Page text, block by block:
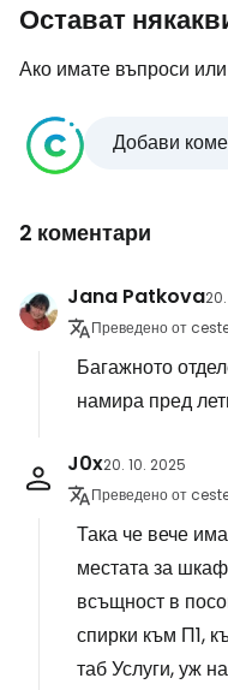
Остават
Ако имате въпроси
Добави
2 коментари
Jana Patkova
Преведено от
Багажното
намира пред
J0x20. 10. 2025
Преведено от
Така че вече
местата за
всъщност в
спирки към П1,
таб Услуги, уж